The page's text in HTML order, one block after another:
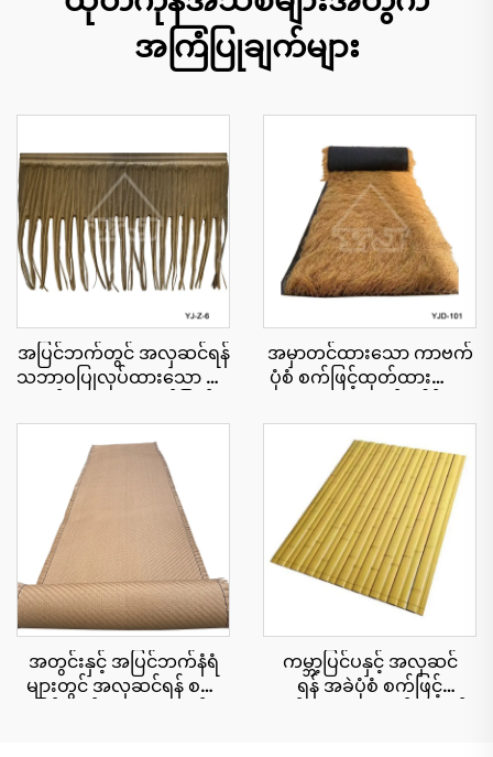
အကြံပြုချက်များ
အပြင်ဘက်တွင် အလှဆင်ရန်
သဘာဝပြုလုပ်ထားသော ဖရုံ
ခံနိုင်ရည်ရှိခြင်း
အမှာတင်ထားသော ကာဗက်
ပုံစံ စက်ဖြင့်ထုတ်ထားသော
cu roll 1x15 မီတာ အကျယ်၊
အမြန်တပ်ဆင်နိုင်ရန်
အတွင်းနှင့် အပြင်ဘက်နံရံ
များတွင် အလှဆင်ရန် စက်
ကမ္ဘာ့ပြင်ပနှင့် အလှဆင်
ရန် အခဲပုံစံ စက်ဖြင့်